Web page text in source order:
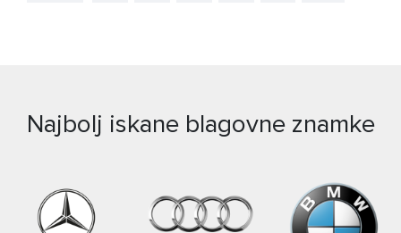
Najbolj iskane blagovne znamke